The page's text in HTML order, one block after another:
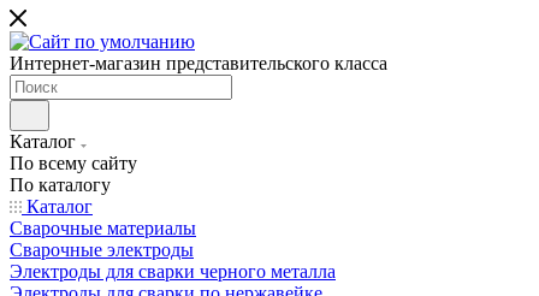
Интернет-магазин представительского класса
Каталог
По всему сайту
По каталогу
Каталог
Сварочные материалы
Сварочные электроды
Электроды для сварки черного металла